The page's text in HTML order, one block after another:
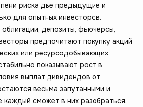
риска две предыдущие и
для опытных инвесторов.
депозиты, фьючерсы,
предпочитают покупку акций
или ресурсодобывающих
показывают рост в
выплат дивидендов от
весьма запутанными и
каждый сможет в них разобраться.